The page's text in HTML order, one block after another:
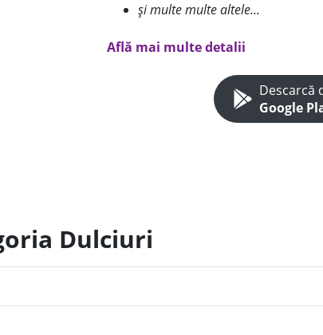
și multe multe altele...
Află mai multe detalii
Descarcă
Google
Dulciuri